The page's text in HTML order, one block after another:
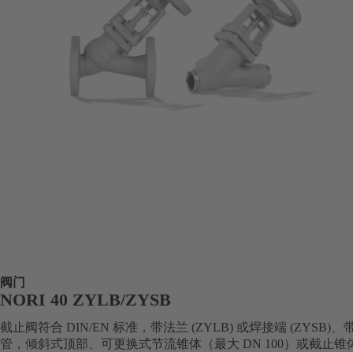
阀门
NORI 40 ZYLB/ZYSB
截止阀符合 DIN/EN 标准，带法兰 (ZYLB) 或焊接端 (ZYSB)、
管，倾斜式顶部、可更换式节流锥体（最大 DN 100）或截止锥